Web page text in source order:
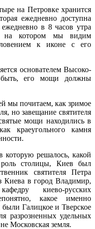
на Петровке хранится
ежедневно доступна
в 8 часов утра
на котором мы видим
к иконе с его
основателем Высоко-
быть, его мощи должны
мы почитаем, как зримое
но завещание святителя
мощи находились в
краеугольного камня
которую решалось, какой
столицы, Киев был
святителя Петра
Киева в город Владимир,
киево-русских
какое именно
Галицкое и Тверское
разрозненных удельных
Московская земля.